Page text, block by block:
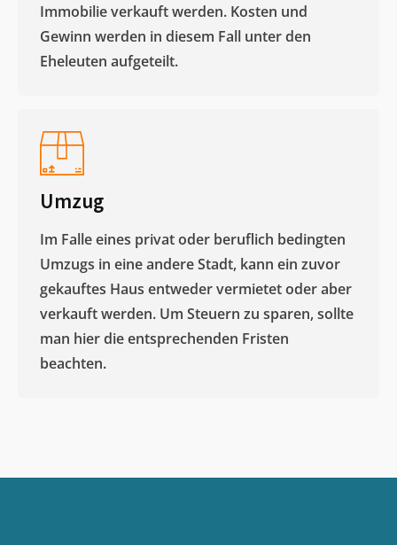
Immobilie verkauft werden. Kosten und
Gewinn werden in diesem Fall unter den
Eheleuten aufgeteilt.​
Umzug
Im Falle eines privat oder beruflich bedingten
Umzugs in eine andere Stadt, kann ein zuvor
gekauftes Haus entweder vermietet oder aber
verkauft werden. Um Steuern zu sparen, sollte
man hier die entsprechenden Fristen
beachten.